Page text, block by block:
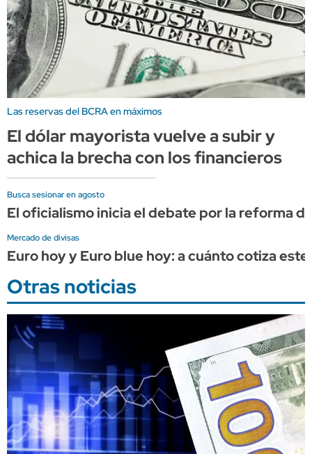
Las reservas del BCRA en máximos
El dólar mayorista vuelve a subir y
achica la brecha con los financieros
Busca sesionar en agosto
El oficialismo inicia el debate por la reforma
Mercado de divisas
Euro hoy y Euro blue hoy: a cuánto cotiza
Otras noticias